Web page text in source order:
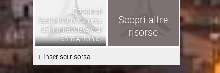
Portale di
Sant'Antonio (Chiesa
dell'Immacolata o di
Sant'Antonio)
Scopri altre
risorse
+ Inserisci risorsa